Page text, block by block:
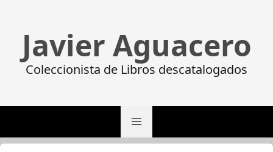
Javier Aguacero
Coleccionista de Libros descatalogados